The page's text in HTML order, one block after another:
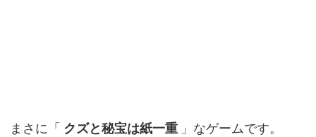
まさに「 クズと秘宝は紙一重 」なゲームです。